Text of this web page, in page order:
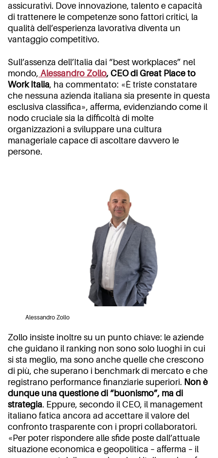
assicurativi. Dove innovazione, talento e capacità
di trattenere le competenze sono fattori critici, la
qualità dell’esperienza lavorativa diventa un
vantaggio competitivo.
Sull’assenza dell’Italia dai “best workplaces” nel
mondo, Alessandro Zollo, CEO di Great Place to
Work Italia, ha commentato: «È triste constatare
che nessuna azienda italiana sia presente in questa
esclusiva classifica», afferma, evidenziando come il
nodo cruciale sia la difficoltà di molte
organizzazioni a sviluppare una cultura
manageriale capace di ascoltare davvero le
persone.
Alessandro Zollo
Zollo insiste inoltre su un punto chiave: le aziende
che guidano il ranking non sono solo luoghi in cui
si sta meglio, ma sono anche quelle che crescono
di più, che superano i benchmark di mercato e che
registrano performance finanziarie superiori. Non è
dunque una questione di “buonismo”, ma di
strategia. Eppure, secondo il CEO, il management
italiano fatica ancora ad accettare il valore del
confronto trasparente con i propri collaboratori.
«Per poter rispondere alle sfide poste dall’attuale
situazione economica e geopolitica – afferma – il